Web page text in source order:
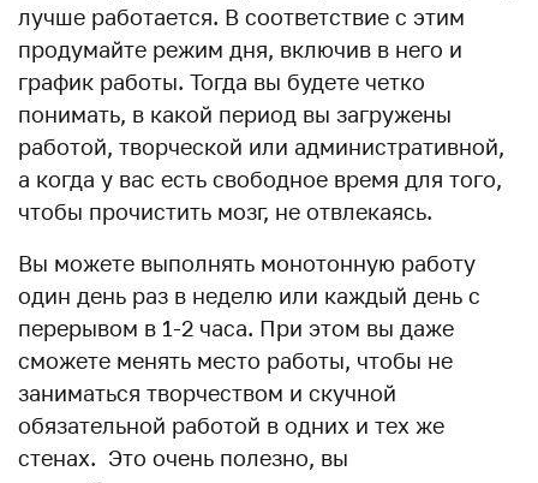
лучше работается. В соответствие с этим
продумайте режим дня, включив в него и
график работы. Тогда вы будете четко
понимать, в какой период вы загружены
работой, творческой или административной,
а когда у вас есть свободное время для того,
чтобы прочистить мозг, не отвлекаясь.
Вы можете выполнять монотонную работу
один день раз в неделю или каждый день с
перерывом в 1-2 часа. При этом вы даже
сможете менять место работы, чтобы не
заниматься творчеством и скучной
обязательной работой в одних и тех же
стенах. Это очень полезно, вы